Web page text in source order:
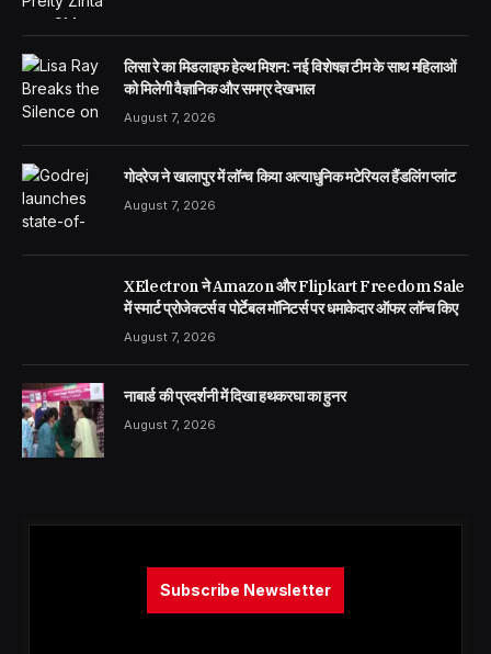
लिसा रे का मिडलाइफ हेल्थ मिशन: नई विशेषज्ञ टीम के साथ महिलाओं
को मिलेगी वैज्ञानिक और समग्र देखभाल
August 7, 2026
गोदरेज ने खालापुर में लॉन्च किया अत्याधुनिक मटेरियल हैंडलिंग प्लांट
August 7, 2026
XElectron ने Amazon और Flipkart Freedom Sale
में स्मार्ट प्रोजेक्टर्स व पोर्टेबल मॉनिटर्स पर धमाकेदार ऑफर लॉन्च किए
August 7, 2026
नाबार्ड की प्रदर्शनी में दिखा हथकरघा का हुनर
August 7, 2026
Subscribe Newsletter